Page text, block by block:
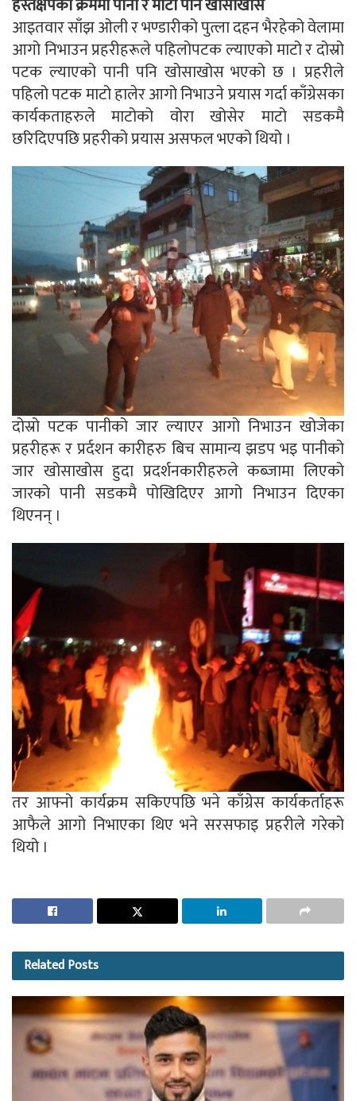
आइतवार साँझ ओली र भण्डारीको पुत्ला दहन भैरहेको वेलामा
आगो निभाउन प्रहरीहरूले पहिलोपटक ल्याएको माटो र दोस्रो
पटक ल्याएको पानी पनि खोसाखोस भएको छ । प्रहरीले
पहिलो पटक माटो हालेर आगो निभाउने प्रयास गर्दा काँग्रेसका
कार्यकताहरुले माटोको वोरा खोसेर माटो सडकमै
छरिदिएपछि प्रहरीको प्रयास असफल भएको थियो ।
दोस्रो पटक पानीको जार ल्याएर आगो निभाउन खोजेका
प्रहरीहरू र प्रर्दशन कारीहरु बिच सामान्य झडप भइ पानीको
जार खोसाखोस हुदा प्रदर्शनकारीहरुले कब्जामा लिएको
जारको पानी सडकमै पोखिदिएर आगो निभाउन दिएका
थिएनन् ।
तर आफ्नो कार्यक्रम सकिएपछि भने काँग्रेस कार्यकर्ताहरू
आफैले आगो निभाएका थिए भने सरसफाइ प्रहरीले गरेको
थियो ।
RelatedPosts